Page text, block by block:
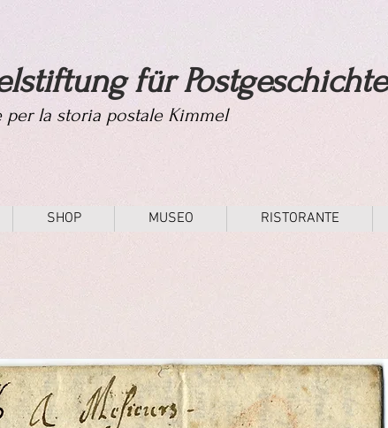
für Postgeschichte
per la storia postale Kimmel
SHOP MUSEO RISTORANTE